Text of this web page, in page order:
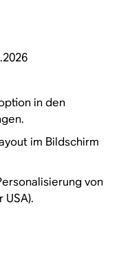
in den
im Bildschirm
von
USA).